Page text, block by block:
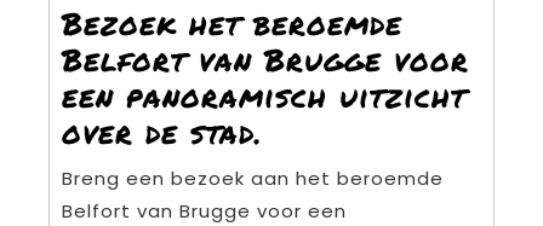
Bezoek het beroemde
Belfort van Brugge voor
een panoramisch uitzicht
over de stad.
Breng een bezoek aan het beroemde
Belfort van Brugge voor een